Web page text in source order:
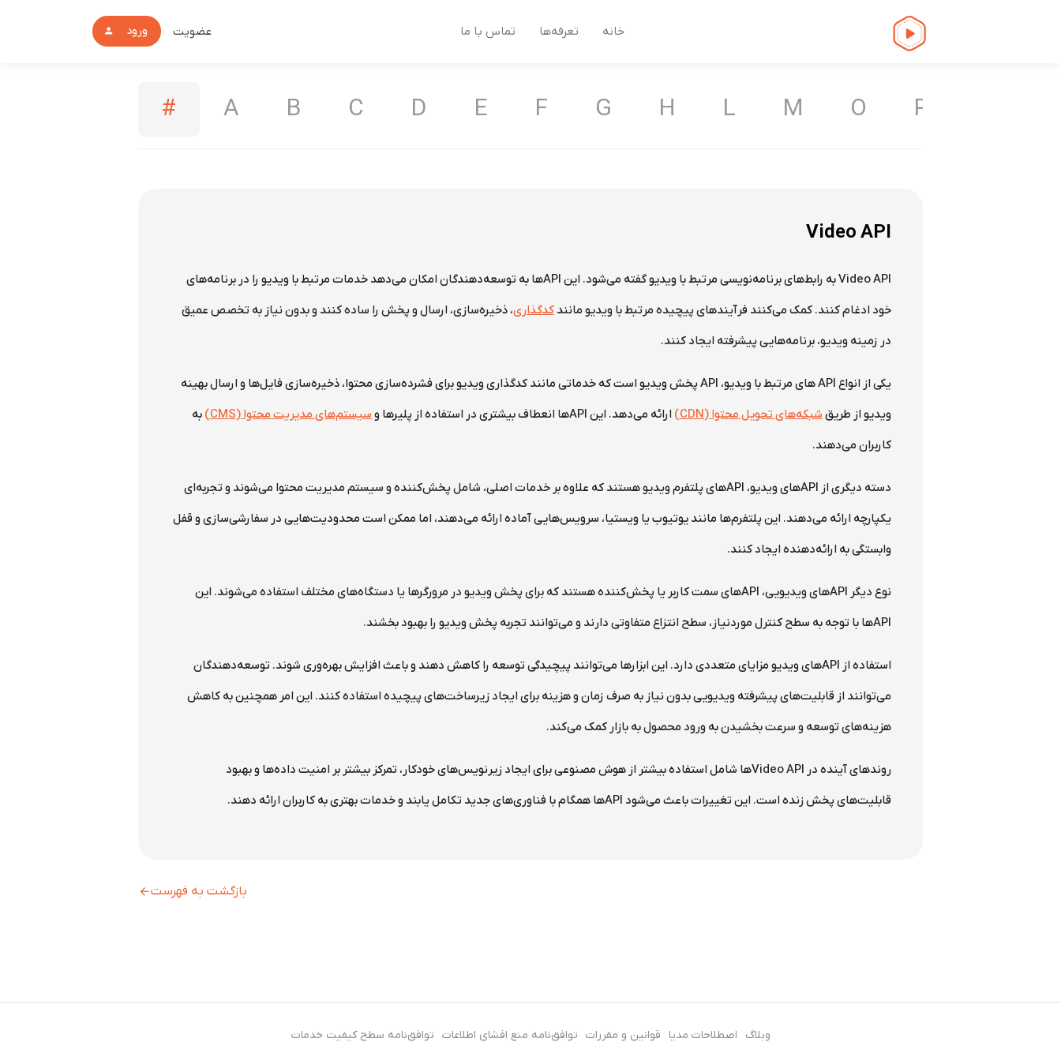
ورود عضویت خانه تعرفه‌ها تماس با ما
# A B C D E F G H L M O P
Video API
Video API به رابط‌های برنامه‌نویسی مرتبط با ویدیو گفته می‌شود. این APIها به توسعه‌دهندگان امکان می‌دهد خدمات مرتبط با ویدیو را در برنامه‌های
خود ادغام کنند. کمک می‌کنند فرآیندهای پیچیده مرتبط با ویدیو مانند کدگذاری، ذخیره‌سازی، ارسال و پخش را ساده کنند و بدون نیاز به تخصص عمیق
در زمینه ویدیو، برنامه‌هایی پیشرفته ایجاد کنند.
یکی از انواع API های مرتبط با ویدیو، API پخش ویدیو است که خدماتی مانند کدگذاری ویدیو برای فشرده‌سازی محتوا، ذخیره‌سازی فایل‌ها و ارسال بهینه
ویدیو از طریقشبکه‌های تحویل محتوا (CDN) ارائه می‌دهد. این API‌ها انعطاف بیشتری در استفاده از پلیرها و سیستم‌های مدیریت محتوا (CMS)
به
کاربران می‌دهند.
دسته دیگری از API‌های ویدیو، API‌های پلتفرم ویدیو هستند که علاوه بر خدمات اصلی، شامل پخش‌کننده و سیستم مدیریت محتوا می‌شوند و تجربه‌ای
یکپارچه ارائه می‌دهند. این پلتفرم‌ها مانند یوتیوب یا ویستیا، سرویس‌هایی آماده ارائه می‌دهند، اما ممکن است محدودیت‌هایی در سفارشی‌سازی و قفل
وابستگی به ارائه‌دهنده ایجاد کنند.
نوع دیگر API‌های ویدیویی، API‌های سمت کاربر یا پخش‌کننده هستند که برای پخش ویدیو در مرورگرها یا دستگاه‌های مختلف استفاده می‌شوند. این
API‌ها با توجه به سطح کنترل موردنیاز، سطح انتزاع متفاوتی دارند و می‌توانند تجربه پخش ویدیو را بهبود بخشند.
استفاده از API‌های ویدیو مزایای متعددی دارد. این ابزارها می‌توانند پیچیدگی توسعه را کاهش دهند و باعث افزایش بهره‌وری شوند. توسعه‌دهندگان
می‌توانند از قابلیت‌های پیشرفته ویدیویی بدون نیاز به صرف زمان و هزینه برای ایجاد زیرساخت‌های پیچیده استفاده کنند. این امر همچنین به کاهش
هزینه‌های توسعه و سرعت بخشیدن به ورود محصول به بازار کمک می‌کند.
روندهای آینده در Video APIها شامل استفاده بیشتر از هوش مصنوعی برای ایجاد زیرنویس‌های خودکار، تمرکز بیشتر بر امنیت داده‌ها و بهبود
قابلیت‌های پخش زنده است. این تغییرات باعث می‌شود API‌ها همگام با فناوری‌های جدید تکامل یابند و خدمات بهتری به کاربران ارائه دهند.
بازگشت به فهرست
وبلاگ اصطلاحات مدیا قوانین و مقررات توافق‌نامه منع افشای اطلاعات توافق‌نامه سطح کیفیت خدمات